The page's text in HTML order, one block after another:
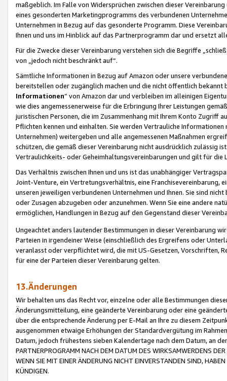
maßgeblich. Im Falle von Widersprüchen zwischen dieser
eines gesonderten Marketingprogramms des verbundenen
Unternehmen in Bezug auf das gesonderte Programm. Diese
Ihnen und uns im Hinblick auf das Partnerprogramm dar und ersetzt
Für die Zwecke dieser Vereinbarung verstehen sich die Begriffe
von „jedoch nicht beschränkt auf“.
Sämtliche Informationen in Bezug auf Amazon oder unsere
bereitstellen oder zugänglich machen und die nicht öffentlich
Informationen“ von Amazon dar und verbleiben im alleinigen
wie dies angemessenerweise für die Erbringung Ihrer Leistungen
juristischen Personen, die im Zusammenhang mit Ihrem Konto
Pflichten kennen und einhalten. Sie werden Vertrauliche
Unternehmen) weitergeben und alle angemessenen Maßnahmen
schützen, die gemäß dieser Vereinbarung nicht ausdrücklich zulässig
Vertraulichkeits- oder Geheimhaltungsvereinbarungen und gilt für die
Das Verhältnis zwischen Ihnen und uns ist das unabhängiger
Joint-Venture, ein Vertretungsverhältnis, eine Franchisevereinbarung,
unseren jeweiligen verbundenen Unternehmen und Ihnen. Sie sind
oder Zusagen abzugeben oder anzunehmen. Wenn Sie eine andere
ermöglichen, Handlungen in Bezug auf den Gegenstand dieser
Ungeachtet anders lautender Bestimmungen in dieser Vereinbarung
Parteien in irgendeiner Weise (einschließlich des Ergreifens oder
veranlasst oder verpflichtet wird, die mit US-Gesetzen, Vorschriften,
für eine der Parteien dieser Vereinbarung gelten.
13.Änderungen
Wir behalten uns das Recht vor, einzelne oder alle Bestimmungen
Änderungsmitteilung, eine geänderte Vereinbarung oder eine
über die entsprechende Änderung per E-Mail an Ihre zu diesem
ausgenommen etwaige Erhöhungen der Standardvergütung im
Datum, jedoch frühestens sieben Kalendertage nach dem Datum, an
PARTNERPROGRAMM NACH DEM DATUM DES WIRKSAMWERDENS
WENN SIE MIT EINER ÄNDERUNG NICHT EINVERSTANDEN SIND,
KÜNDIGEN.